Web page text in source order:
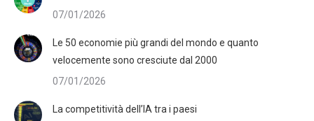
07/01/2026
Le 50 economie più grandi del mondo e quanto
velocemente sono cresciute dal 2000
07/01/2026
La competitività dell’IA tra i paesi